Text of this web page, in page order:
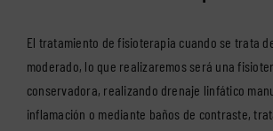
El tratamiento de fisioterapia cuando se trata
moderado, lo que realizaremos será una
conservadora, realizando drenaje linfático
inflamación o mediante baños de contraste,